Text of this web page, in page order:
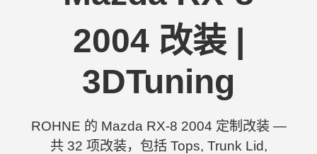
2004 改装 |
3DTuning
ROHNE 的 Mazda RX-8 2004 定制改装 —
共 32 项改装，包括 Tops, Trunk Lid,